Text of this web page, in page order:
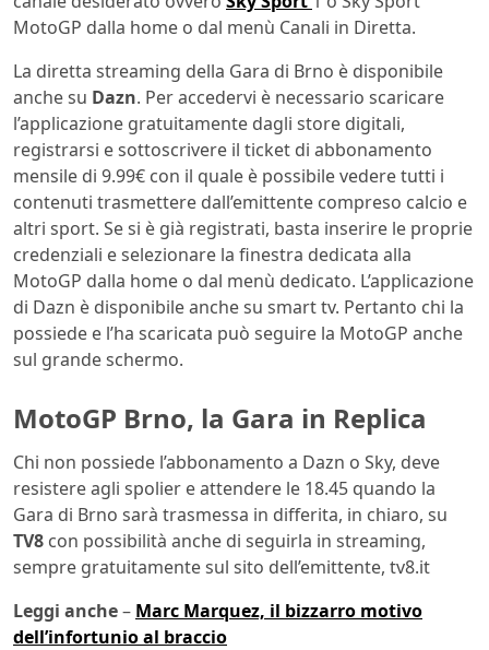
MotoGP dalla home o dal menù Canali in Diretta.
La diretta streaming della Gara di Brno è disponibile
anche su Dazn. Per accedervi è necessario scaricare
l’applicazione gratuitamente dagli store digitali,
registrarsi e sottoscrivere il ticket di abbonamento
mensile di 9.99€ con il quale è possibile vedere tutti i
contenuti trasmettere dall’emittente compreso calcio e
altri sport. Se si è già registrati, basta inserire le proprie
credenziali e selezionare la finestra dedicata alla
MotoGP dalla home o dal menù dedicato. L’applicazione
di Dazn è disponibile anche su smart tv. Pertanto chi la
possiede e l’ha scaricata può seguire la MotoGP anche
sul grande schermo.
MotoGP Brno, la Gara in Replica
Chi non possiede l’abbonamento a Dazn o Sky, deve
resistere agli spolier e attendere le 18.45 quando la
Gara di Brno sarà trasmessa in differita, in chiaro, su
TV8 con possibilità anche di seguirla in streaming,
sempre gratuitamente sul sito dell’emittente, tv8.it
Leggi anche– Marc Marquez, il bizzarro motivo
dell’infortunio al braccio